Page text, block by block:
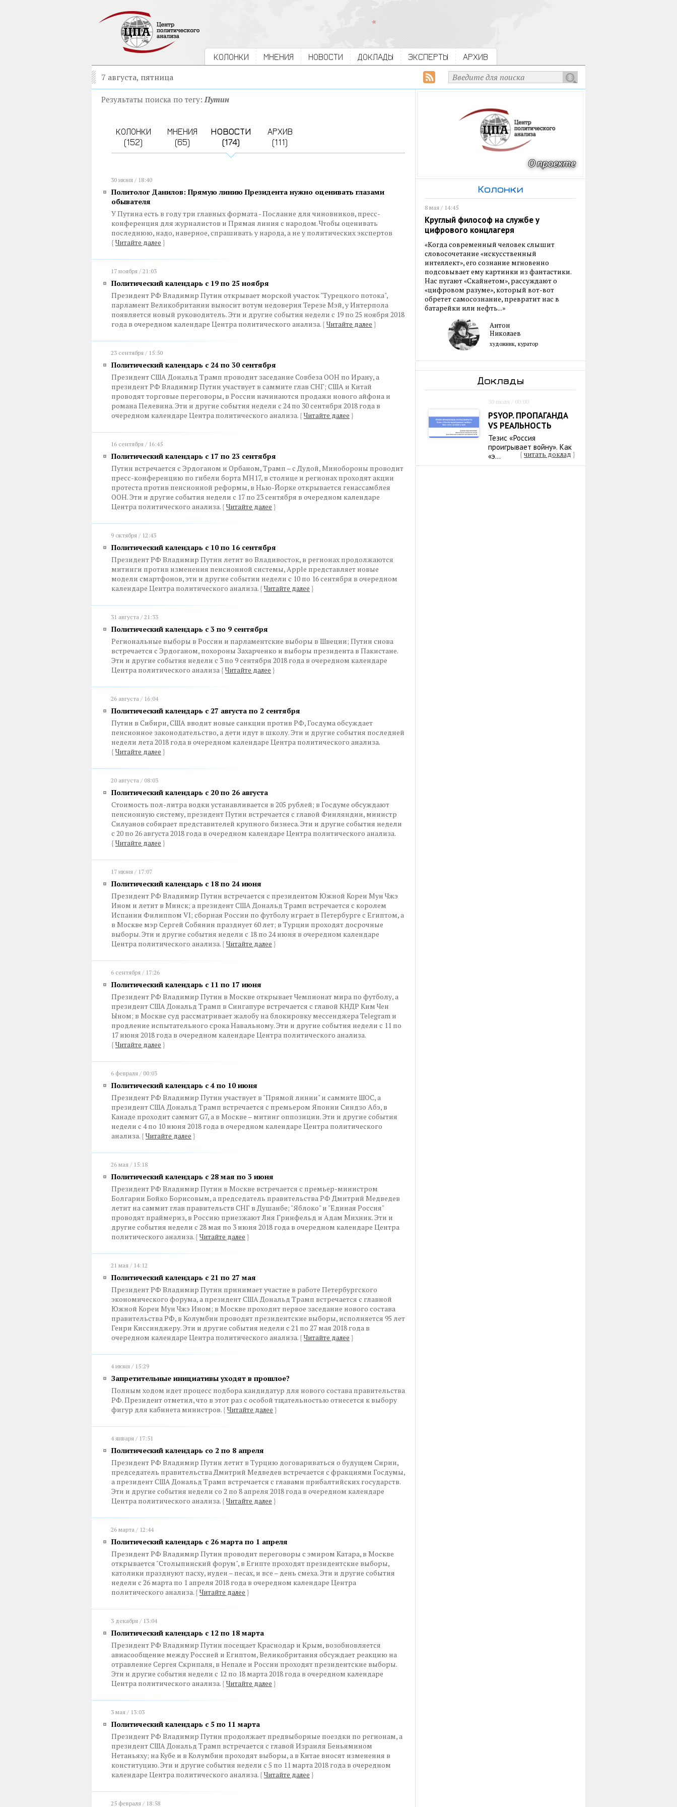
КОЛОНКИ МНЕНИЯ НОВОСТИ ДОКЛАДЫ ЭКСПЕРТЫ АРХИВ
7 августа, пятница
Результаты поиска по тегу:Путин
КОЛОНКИ
(152)
МНЕНИЯ
(65)
НОВОСТИ
(174)
АРХИВ
(111)
30 июня / 18:40
Политолог Данилов: Прямую линию Президента нужно оценивать глазами
обывателя
У Путина есть в году три главных формата - Послание для чиновников, пресс-
конференция для журналистов и Прямая линия с народом. Чтобы оценивать
последнюю, надо, наверное, спрашивать у народа, а не у политических экспертов
{ Читайте далее }
17 ноября / 21:03
Политический календарь с 19 по 25 ноября
Президент РФ Владимир Путин открывает морской участок "Турецкого потока",
парламент Великобритании выносит вотум недоверия Терезе Мэй, у Интерпола
появляется новый руководитель. Эти и другие события недели с 19 по 25 ноября 2018
года в очередном календаре Центра политического анализа. { Читайте далее }
23 сентября / 15:50
Политический календарь с 24 по 30 сентября
Президент США Дональд Трамп проводит заседание Совбеза ООН по Ирану, а
президент РФ Владимир Путин участвует в саммите глав СНГ; США и Китай
проводят торговые переговоры, в России начинаются продажи нового айфона и
романа Пелевина. Эти и другие события недели с 24 по 30 сентября 2018 года в
очередном календаре Центра политического анализа. { Читайте далее }
16 сентября / 16:45
Политический календарь с 17 по 23 сентября
Путин встречается с Эрдоганом и Орбаном, Трамп – с Дудой, Минобороны проводит
пресс-конференцию по гибели борта МН17, в столице и регионах проходят акции
протеста против пенсионной реформы, в Нью-Йорке открывается генассамблея
ООН. Эти и другие события недели с 17 по 23 сентября в очередном календаре
Центра политического анализа. { Читайте далее }
9 октября / 12:43
Политический календарь с 10 по 16 сентября
Президент РФ Владимир Путин летит во Владивосток, в регионах продолжаются
митинги против изменения пенсионной системы, Apple представляет новые
модели смартфонов, эти и другие событии недели с 10 по 16 сентября в очередном
календаре Центра политического анализа. { Читайте далее }
31 августа / 21:33
Политический календарь с 3 по 9 сентября
Региональные выборы в России и парламентские выборы в Швеции; Путин снова
встречается с Эрдоганом, похороны Захарченко и выборы президента в Пакистане.
Эти и другие события недели с 3 по 9 сентября 2018 года в очередном календаре
Центра политического анализа { Читайте далее }
26 августа / 16:04
Политический календарь с 27 августа по 2 сентября
Путин в Сибири, США вводит новые санкции против РФ, Госдума обсуждает
пенсионное законодательство, а дети идут в школу. Эти и другие события последней
недели лета 2018 года в очередном календаре Центра политического анализа.
{ Читайте далее }
20 августа / 08:03
Политический календарь с 20 по 26 августа
Стоимость пол-литра водки устанавливается в 205 рублей; в Госдуме обсуждают
пенсионную систему, президент Путин встречается с главой Финляндии, министр
Силуанов собирает представителей крупного бизнеса. Эти и другие события недели
с 20 по 26 августа 2018 года в очередном календаре Центра политического анализа.
{ Читайте далее }
17 июня / 17:07
Политический календарь с 18 по 24 июня
Президент РФ Владимир Путин встречается с президентом Южной Кореи Мун Чжэ
Ином и летит в Минск; а президент США Дональд Трамп встречается с королем
Испании Филиппом VI; сборная России по футболу играет в Петербурге с Египтом, а
в Москве мэр Сергей Собянин празднует 60 лет; в Турции проходят досрочные
выборы. Эти и другие события недели с 18 по 24 июня в очередном календаре
Центра политического анализа. { Читайте далее }
6 сентября / 17:26
Политический календарь с 11 по 17 июня
Президент РФ Владимир Путин в Москве открывает Чемпионат мира по футболу, а
президент США Дональд Трамп в Сингапуре встречается с главой КНДР Ким Чен
Ыном; в Москве суд рассматривает жалобу на блокировку мессенджера Telegram и
продление испытательного срока Навальному. Эти и другие события недели с 11 по
17 июня 2018 года в очередном календаре Центра политического анализа.
{ Читайте далее }
6 февраля / 00:03
Политический календарь с 4 по 10 июня
Президент РФ Владимир Путин участвует в "Прямой линии" и саммите ШОС, а
президент США Дональд Трамп встречается с премьером Японии Синдзо Абэ, в
Канаде проходит саммит G7, а в Москве – митинг оппозиции. Эти и другие события
недели с 4 по 10 июня 2018 года в очередном календаре Центра политического
анализа. { Читайте далее }
26 мая / 15:18
Политический календарь с 28 мая по 3 июня
Президент РФ Владимир Путин в Москве встречается с премьер-министром
Болгарии Бойко Борисовым, а председатель правительства РФ Дмитрий Медведев
летит на саммит глав правительств СНГ в Душанбе; "Яблоко" и "Единая Россия"
проводят праймериз, в Россию приезжают Лия Гринфельд и Адам Михник. Эти и
другие события недели с 28 мая по 3 июня 2018 года в очередном календаре Центра
политического анализа. { Читайте далее }
21 мая / 14:12
Политический календарь с 21 по 27 мая
Президент РФ Владимир Путин принимает участие в работе Петербургского
экономического форума, а президент США Дональд Трамп встречается с главной
Южной Кореи Мун Чжэ Ином; в Москве проходит первое заседание нового состава
правительства РФ, в Колумбии проводят президентские выборы, исполняется 95 лет
Генри Киссинджеру. Эти и другие события недели с 21 по 27 мая 2018 года в
очередном календаре Центра политического анализа. { Читайте далее }
4 июня / 15:29
Запретительные инициативы уходят в прошлое?
Полным ходом идет процесс подбора кандидатур для нового состава правительства
РФ. Президент отметил, что в этот раз с особой тщательностью отнесется к выбору
фигур для кабинета министров. { Читайте далее }
4 января / 17:51
Политический календарь со 2 по 8 апреля
Президент РФ Владимир Путин летит в Турцию договариваться о будущем Сирии,
председатель правительства Дмитрий Медведев встречается с фракциями Госдумы,
а президент США Дональд Трамп встречается с главами прибалтийских государств.
Эти и другие события недели со 2 по 8 апреля 2018 года в очередном календаре
Центра политического анализа. { Читайте далее }
26 марта / 12:44
Политический календарь с 26 марта по 1 апреля
Президент РФ Владимир Путин проводит переговоры с эмиром Катара, в Москве
открывается "Столыпинский форум", в Египте проходят президентские выборы,
католики празднуют пасху, иудеи – песах, и все – день смеха. Эти и другие события
недели с 26 марта по 1 апреля 2018 года в очередном календаре Центра
политического анализа. { Читайте далее }
3 декабря / 13:04
Политический календарь с 12 по 18 марта
Президент РФ Владимир Путин посещает Краснодар и Крым, возобновляется
авиасообщение между Россией и Египтом, Великобритания обсуждает реакцию на
отравление Сергея Скрипаля, в Непале и России проходят президентские выборы.
Эти и другие события недели с 12 по 18 марта 2018 года в очередном календаре
Центра политического анализа. { Читайте далее }
3 мая / 13:03
Политический календарь с 5 по 11 марта
Президент РФ Владимир Путин продолжает предвыборные поездки по регионам, а
президент США Дональд Трамп встречается с главой Израиля Беньямином
Нетаньяху; на Кубе и в Колумбии проходят выборы, а в Китае вносят изменения в
конституцию. Эти и другие события недели с 5 по 11 марта 2018 года в очередном
календаре Центра политического анализа. { Читайте далее }
25 февраля / 18:58
Колонки
8 мая / 14:45
Круглый философ на службе у
цифрового концлагеря
«Когда современный человек слышит
словосочетание «искусственный
интеллект», его сознание мгновенно
подсовывает ему картинки из фантастики.
Нас пугают «Скайнетом», рассуждают о
«цифровом разуме», который вот-вот
обретет самосознание, превратит нас в
батарейки или нефть...»
Антон
Николаев
художник, куратор
Доклады
30 июля / 00:00
PSYOP. ПРОПАГАНДА
VS РЕАЛЬНОСТЬ
Тезис «Россия
проигрывает войну». Как
«э...
{ читать доклад }